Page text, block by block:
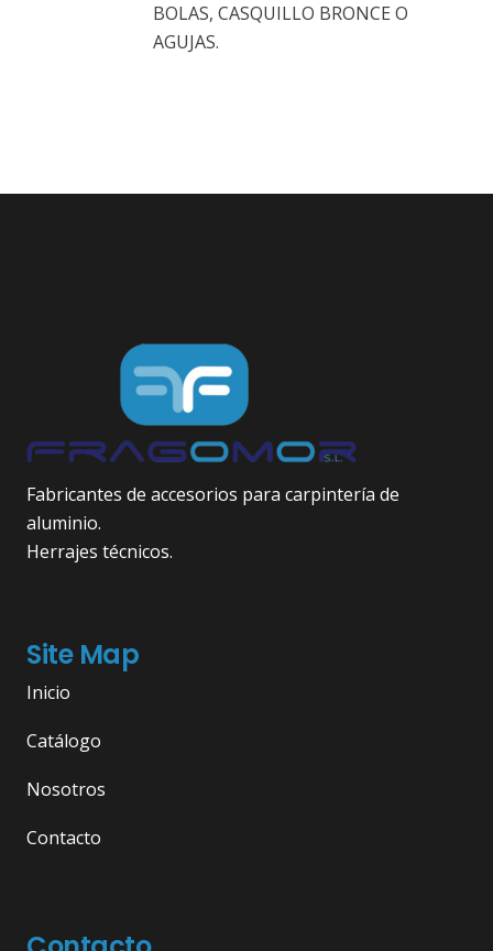
BOLAS, CASQUILLO BRONCE O
AGUJAS.
Fabricantes de accesorios para carpintería de
aluminio.
Herrajes técnicos.
Site Map
Inicio
Catálogo
Nosotros
Contacto